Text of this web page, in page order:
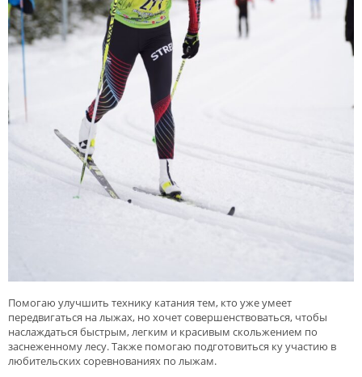
Помогаю улучшить технику катания тем, кто уже умеет
передвигаться на лыжах, но хочет совершенствоваться, чтобы
наслаждаться быстрым, легким и красивым скольжением по
заснеженному лесу. Также помогаю подготовиться ку участию в
любительских соревнованиях по лыжам.